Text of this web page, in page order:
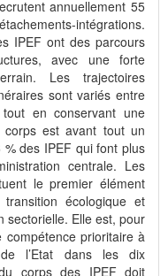
annuellement 55
intégrations.
IPEF ont des parcours
avec une forte
Les trajectoires
sont variés entre
en conservant une
est avant tout un
des IPEF qui font plus
centrale. Les
le premier élément
écologique et
sectorielle. Elle est, pour
prioritaire à
l’Etat dans les dix
corps des IPEF doit